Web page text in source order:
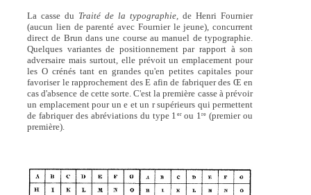
La casse du Traité de la typographie, de Henri Fournier
(aucun lien de parenté avec Fournier le jeune), concurrent
direct de Brun dans une course au manuel de typographie.
Quelques variantes de positionnement par rapport à son
adversaire mais surtout, elle prévoit un emplacement pour
les O crénés tant en grandes qu'en petites capitales pour
favoriser le rapprochement des E afin de fabriquer des Œ en
cas d'absence de cette sorte. C'est la première casse à prévoir
un emplacement pour un e et un r supérieurs qui permettent
de fabriquer des abréviations du type 1 erou 1re (premier ou
première).